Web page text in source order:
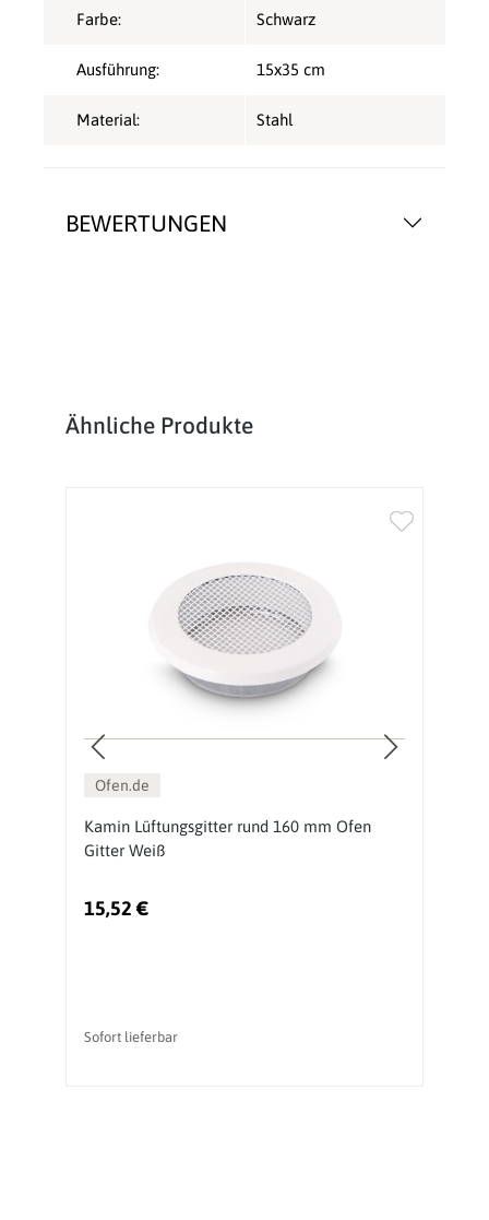
BEWERTUNGEN
Farbe: Schwarz
Ausführung: 15x35 cm
Material: Stahl
Produktgalerie überspringen
Ähnliche Produkte
Ofen.de
Kamin Lüftungsgitter rund 160 mm Ofen
Gitter Weiß
15,52 €
Sofort lieferbar